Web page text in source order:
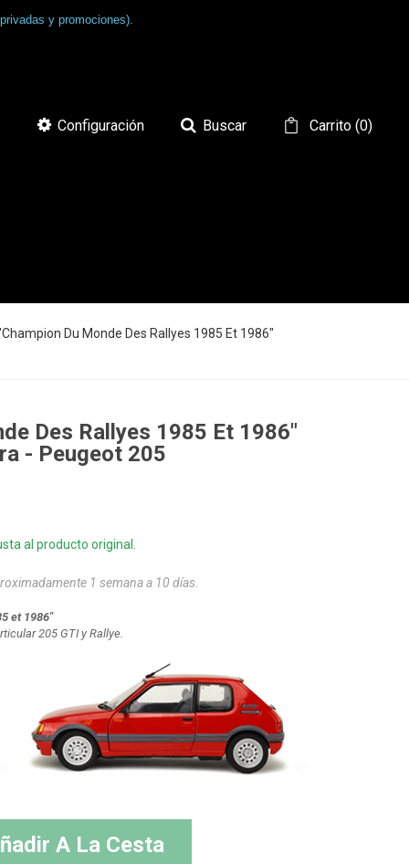
y promociones).
Carrito(0)
Buscar
Configuración
Du Monde Des Rallyes 1985 Et 1986"
Des Rallyes 1985 Et 1986"
- Peugeot 205
al producto original.
1 semana a 10 días.
et 1986"
205 GTI y Rallye.
A La Cesta